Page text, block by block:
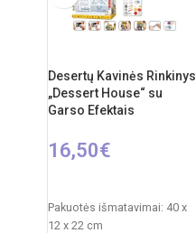
Produkto medžiaga: plastikas
Desertų Kavinės Rinkinys
„Dessert House“ su
Garso Efektais
16,50€
Pakuotės išmatavimai: 40 x
12 x 22 cm